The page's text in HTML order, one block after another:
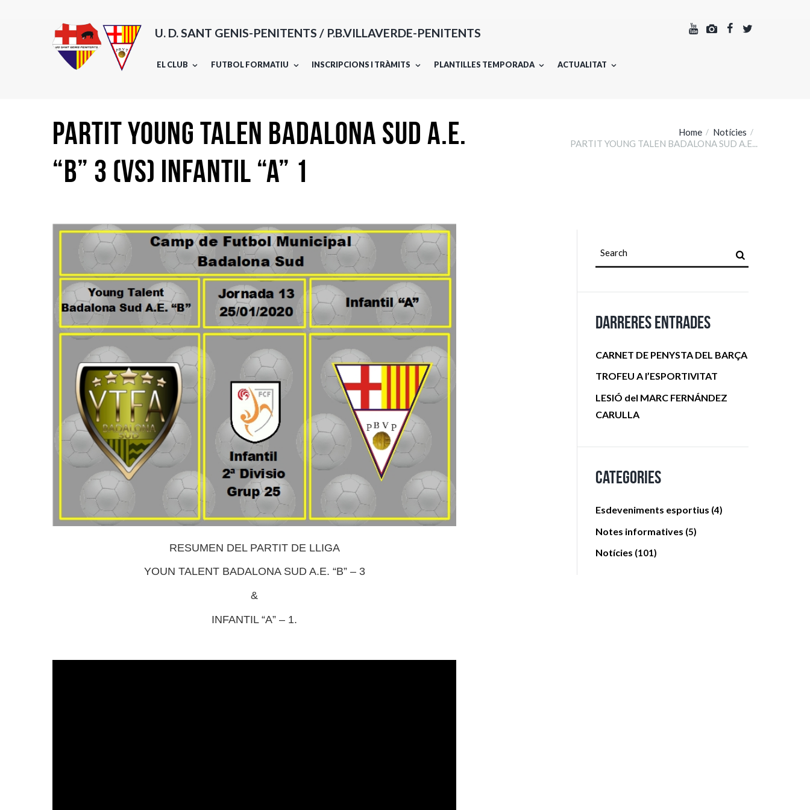
U. D. SANT GENIS-PENITENTS / P.B.VILLAVERDE-PENITENTS
EL CLUB FUTBOL FORMATIU INSCRIPCIONS I TRÀMITS PLANTILLES TEMPORADA ACTUALITAT
PARTIT YOUNG TALEN BADALONA SUD A.E.
“B” 3 (vs) INFANTIL “A” 1
Home
Notícies
PARTIT YOUNG TALEN BADALONA SUD A.E...
RESUMEN DEL PARTIT DE LLIGA
YOUN TALENT BADALONA SUD A.E. “B” – 3
&
INFANTIL “A” – 1.
Darreres entrades
CARNET DE PENYSTA DEL BARÇA
TROFEU A l’ESPORTIVITAT
LESIÓ del MARC FERNÁNDEZ
CARULLA
Categories
Esdeveniments esportius (4)
Notes informatives (5)
Notícies (101)